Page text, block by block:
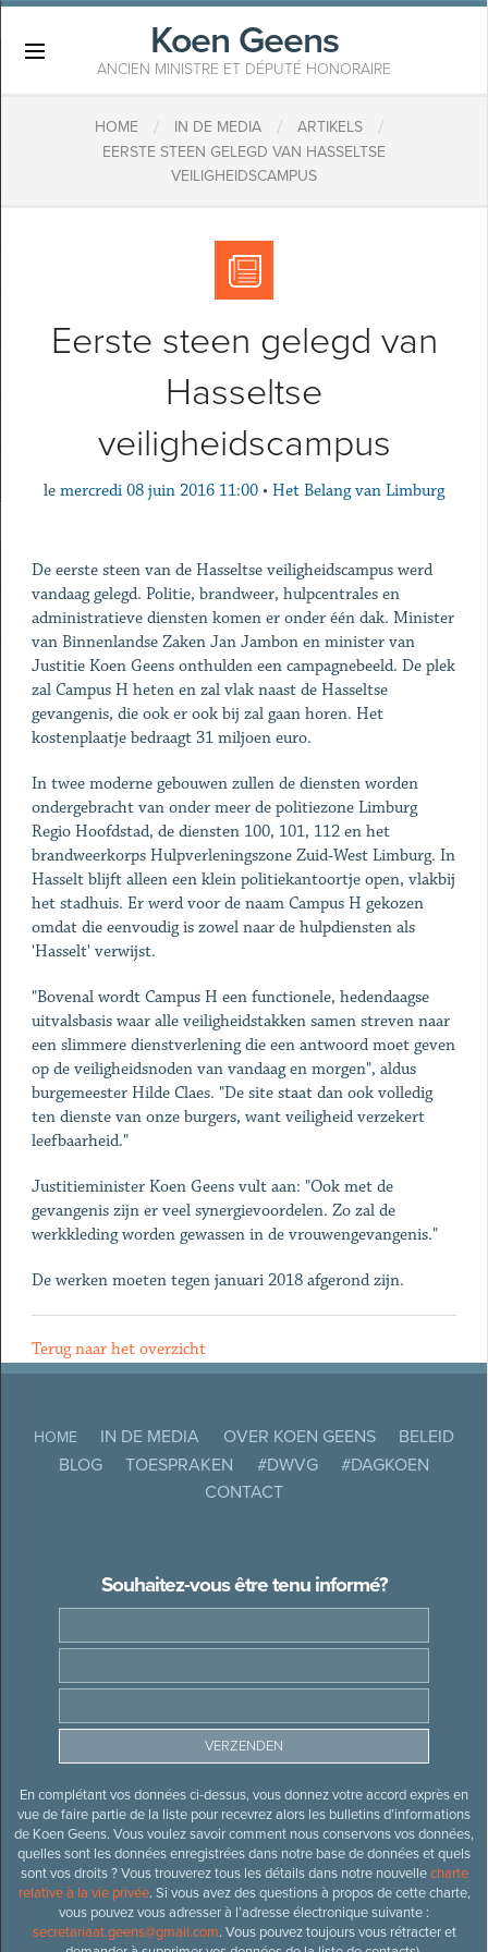
Koen Geens
ANCIEN MINISTRE ET DÉPUTÉ HONORAIRE
HOME / IN DE MEDIA / ARTIKELS /
EERSTE STEEN GELEGD VAN HASSELTSE
VEILIGHEIDSCAMPUS
Eerste steen gelegd van
Hasseltse
veiligheidscampus
le mercredi 08 juin 2016 11:00 • Het Belang van Limburg
De eerste steen van de Hasseltse veiligheidscampus werd
vandaag gelegd. Politie, brandweer, hulpcentrales en
administratieve diensten komen er onder één dak. Minister
van Binnenlandse Zaken Jan Jambon en minister van
Justitie Koen Geens onthulden een campagnebeeld. De plek
zal Campus H heten en zal vlak naast de Hasseltse
gevangenis, die ook er ook bij zal gaan horen. Het
kostenplaatje bedraagt 31 miljoen euro.
In twee moderne gebouwen zullen de diensten worden
ondergebracht van onder meer de politiezone Limburg
Regio Hoofdstad, de diensten 100, 101, 112 en het
brandweerkorps Hulpverleningszone Zuid-West Limburg. In
Hasselt blijft alleen een klein politiekantoortje open, vlakbij
het stadhuis. Er werd voor de naam Campus H gekozen
omdat die eenvoudig is zowel naar de hulpdiensten als
'Hasselt' verwijst.
"Bovenal wordt Campus H een functionele, hedendaagse
uitvalsbasis waar alle veiligheidstakken samen streven naar
een slimmere dienstverlening die een antwoord moet geven
op de veiligheidsnoden van vandaag en morgen", aldus
burgemeester Hilde Claes. "De site staat dan ook volledig
ten dienste van onze burgers, want veiligheid verzekert
leefbaarheid."
Justitieminister Koen Geens vult aan: "Ook met de
gevangenis zijn er veel synergievoordelen. Zo zal de
werkkleding worden gewassen in de vrouwengevangenis."
De werken moeten tegen januari 2018 afgerond zijn.
Terug naar het overzicht
HOME IN DE MEDIA OVER KOEN GEENS
BELEID
BLOG
TOESPRAKEN #DWVG
#DAGKOEN
CONTACT
Souhaitez-vous être tenu informé?
En complétant vos données ci-dessus, vous donnez votre accord exprès en
vue de faire partie de la liste pour recevrez alors les bulletins d’informations
de Koen Geens. Vous voulez savoir comment nous conservons vos données,
quelles sont les données enregistrées dans notre base de données et quels
sont vos droits ? Vous trouverez tous les détails dans notre nouvellecharte
relative à la vie privée. Si vous avez des questions à propos de cette charte,
vous pouvez vous adresser à l’adresse électronique suivante :
secretariaat.geens@gmail.com. Vous pouvez toujours vous rétracter et